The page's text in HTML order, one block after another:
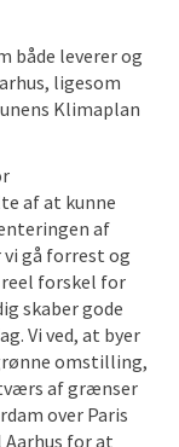
både leverer og
ligesom
Klimaplan
af at kunne
af
vi gå forrest og
reel forskel for
skaber gode
Vi ved, at byer
omstilling,
af grænser
over Paris
for at